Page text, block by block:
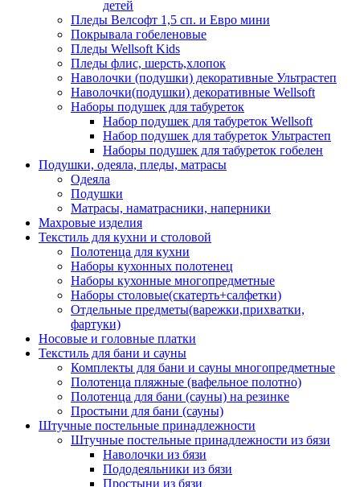
детей
Пледы Велсофт 1,5 сп. и Евро мини
Покрывала гобеленовые
Пледы Wellsoft Kids
Пледы флис, шерсть,хлопок
Наволочки (подушки) декоративные Ультрастеп
Наволочки(подушки) декоративные Wellsoft
Наборы подушек для табуреток
Набор подушек для табуреток Wellsoft
Набор подушек для табуреток Ультрастеп
Наборы подушек для табуреток гобелен
Подушки, одеяла, пледы, матрасы
Одеяла
Подушки
Матрасы, наматрасники, наперники
Махровые изделия
Текстиль для кухни и столовой
Полотенца для кухни
Наборы кухонных полотенец
Наборы кухонные многопредметные
Наборы столовые(скатерть+салфетки)
Отдельные предметы(варежки,прихватки,
фартуки)
Носовые и головные платки
Текстиль для бани и сауны
Комплекты для бани и сауны многопредметные
Полотенца пляжные (вафельное полотно)
Полотенца для бани (сауны) на резинке
Простыни для бани (сауны)
Штучные постельные принадлежности
Штучные постельные принадлежности из бязи
Наволочки из бязи
Пододеяльники из бязи
Простыни из бязи